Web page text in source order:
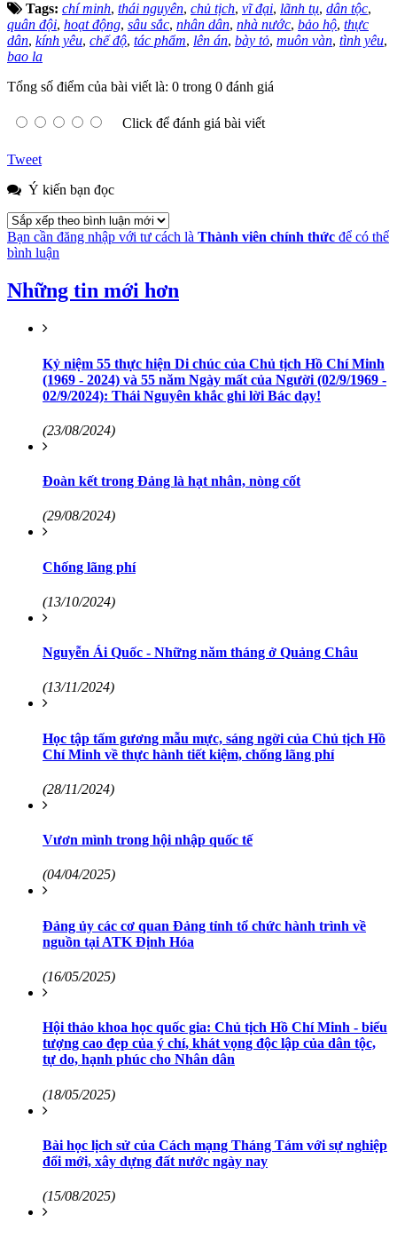
Tags: chí minh, thái nguyên, chủ tịch, vĩ đại, lãnh tụ, dân tộc,
quân đội, hoạt động, sâu sắc, nhân dân, nhà nước, bảo hộ, thực
dân, kính yêu, chế độ, tác phẩm, lên án, bày tỏ, muôn vàn, tình yêu,
bao la
Tổng số điểm của bài viết là: 0 trong 0 đánh giá
Click để đánh giá bài viết
Tweet
Ý kiến bạn đọc
Bạn cần đăng nhập với tư cách là Thành viên chính thức để có thể
bình luận
Những tin mới hơn
Kỷ niệm 55 thực hiện Di chúc của Chủ tịch Hồ Chí Minh
(1969 - 2024) và 55 năm Ngày mất của Người (02/9/1969 -
02/9/2024): Thái Nguyên khắc ghi lời Bác dạy!
(23/08/2024)
Đoàn kết trong Đảng là hạt nhân, nòng cốt
(29/08/2024)
Chống lãng phí
(13/10/2024)
Nguyễn Ái Quốc - Những năm tháng ở Quảng Châu
(13/11/2024)
Học tập tấm gương mẫu mực, sáng ngời của Chủ tịch Hồ
Chí Minh về thực hành tiết kiệm, chống lãng phí
(28/11/2024)
Vươn mình trong hội nhập quốc tế
(04/04/2025)
Đảng ủy các cơ quan Đảng tỉnh tổ chức hành trình về
nguồn tại ATK Định Hóa
(16/05/2025)
Hội thảo khoa học quốc gia: Chủ tịch Hồ Chí Minh - biểu
tượng cao đẹp của ý chí, khát vọng độc lập của dân tộc,
tự do, hạnh phúc cho Nhân dân
(18/05/2025)
Bài học lịch sử của Cách mạng Tháng Tám với sự nghiệp
đổi mới, xây dựng đất nước ngày nay
(15/08/2025)